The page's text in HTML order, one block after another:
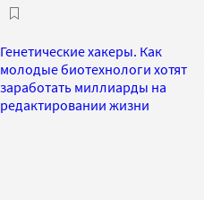
Генетические хакеры. Как
молодые биотехнологи хотят
заработать миллиарды на
редактировании жизни